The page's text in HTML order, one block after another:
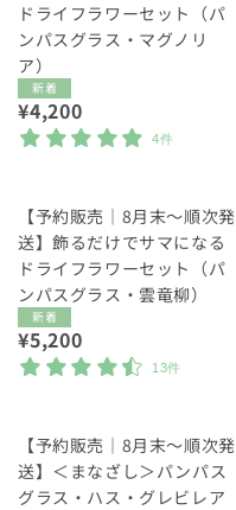
ドライフラワーセット（パ
ンパスグラス・マグノリ
ア）
新着
通
常
¥4,200
4件
【予約販売｜8月末〜順次発
送】飾るだけでサマになる
ドライフラワーセット（パ
ンパスグラス・雲竜柳）
新着
通
常
¥5,200
13件
【予約販売｜8月末〜順次発
送】＜まなざし＞パンパス
グラス・ハス・グレビレア